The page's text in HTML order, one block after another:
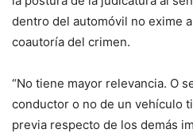
dentro del automóvil no exime
coautoría del crimen.
“No tiene mayor relevancia. O
conductor o no de un vehículo
previa respecto de los demás